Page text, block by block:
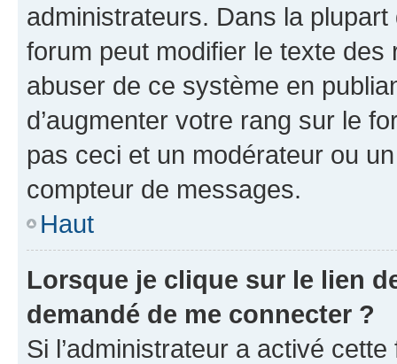
administrateurs. Dans la
forum peut modifier le texte
abuser de ce système en
d’augmenter votre rang sur le
pas ceci et un modérateur ou
compteur de messages.
Haut
Lorsque je clique sur le lien
demandé de me connecter ?
Si l’administrateur a activé